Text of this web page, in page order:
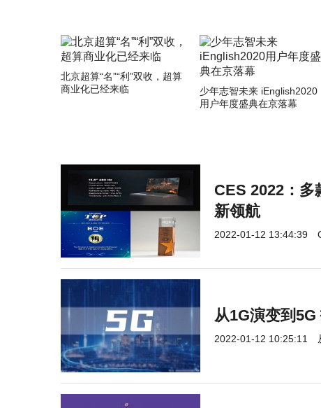
北京超算“名”“利”双收，超算
商业化已经来临
少年志智未来 iEnglish2020
用户年度盛典在京落幕
CES 2022：多
新领航
2022-01-12 13:44:39
从1G演变到
2022-01-12 10:25:11